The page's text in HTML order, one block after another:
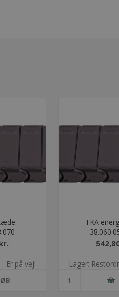
-
Er på vej!
TKA
Lager: